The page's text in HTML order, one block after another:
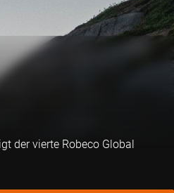
der vierte Robeco Global